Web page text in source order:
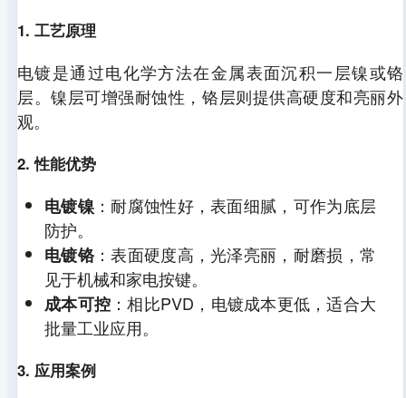
1. 工艺原理
电镀是通过电化学方法在金属表面沉积一层镍或铬
层。镍层可增强耐蚀性，铬层则提供高硬度和亮丽外
观。
2. 性能优势
电镀镍：耐腐蚀性好，表面细腻，可作为底层
防护。
电镀铬：表面硬度高，光泽亮丽，耐磨损，常
见于机械和家电按键。
成本可控 ：相比PVD，电镀成本更低，适合大
批量工业应用。
3. 应用案例